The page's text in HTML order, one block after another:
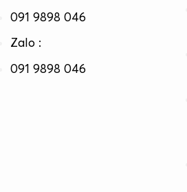
091 9898 046
Zalo :
091 9898 046